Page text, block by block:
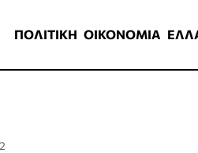
ΠΟΛΙΤΙΚΗ ΟΙΚΟΝΟΜΙΑ